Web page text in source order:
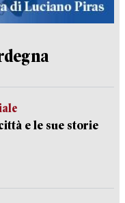
e le sue storie